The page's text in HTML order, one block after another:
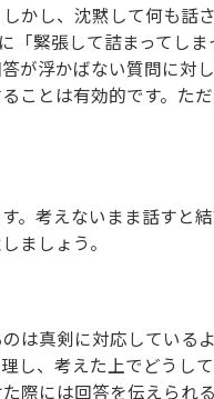
かし、沈黙して何も話
「緊張して詰まってし
が浮かばない質問に対
とは有効的です。ただ
。考えないまま話すと
ましょう。
は真剣に対応している
し、考えた上でどうし
際には回答を伝えられ